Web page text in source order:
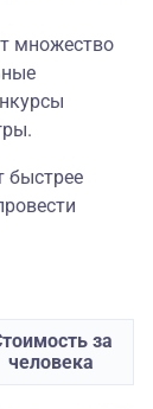
множество
быстрее
за
человека